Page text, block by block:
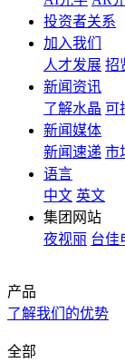
投资者关系
加入我们
人才发展 招
新闻资讯
了解水晶 可
新闻媒体
新闻速递 市
语言
中文 英文
集团网站
夜视丽 台佳
产品
了解我们的优势
全部